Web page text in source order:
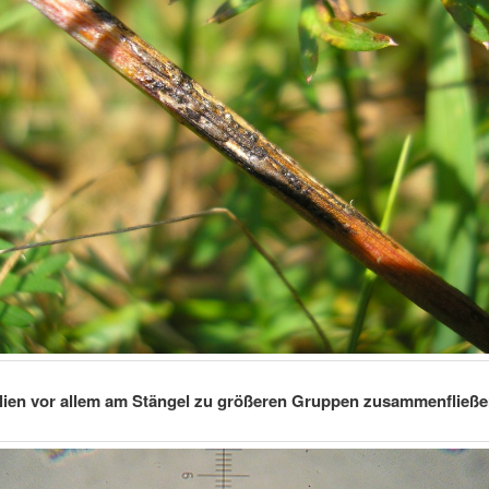
vor allem am Stängel zu größeren Gruppen